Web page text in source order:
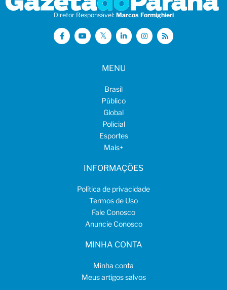
Diretor Responsável: Marcos Formighieri
MENU
Brasil
Público
Global
Policial
Esportes
Mais+
INFORMAÇÕES
Política de privacidade
Termos de Uso
Fale Conosco
Anuncie Conosco
MINHA CONTA
Minha conta
Meus artigos salvos